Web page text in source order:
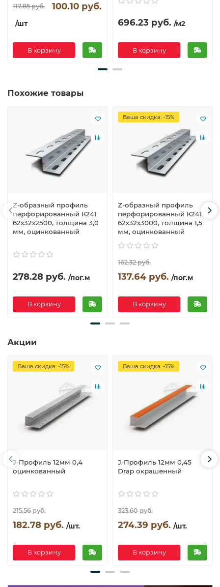
117.85 руб. 100.10 руб.
/шт
В корзину
696.23 руб. /м2
В корзину
Похожие товары
Z-образный профиль
перфорированный К241
62x32x2500, толщина 3,0
мм, оцинкованный
278.28 руб. /пог.м
В корзину
Ваша скидка: -15%
Z-образный профиль
перфорированный К241
62x32x3000, толщина 1,5
мм, оцинкованный
162.32 руб.
137.64 руб. /пог.м
В корзину
Акции
Ваша скидка: -15%
J-Профиль 12мм 0,4
оцинкованный
215.56 руб.
182.78 руб. /шт.
В корзину
Ваша скидка: -15%
J-Профиль 12мм 0,45
Drap окрашенный
323.60 руб.
274.39 руб. /шт.
В корзину